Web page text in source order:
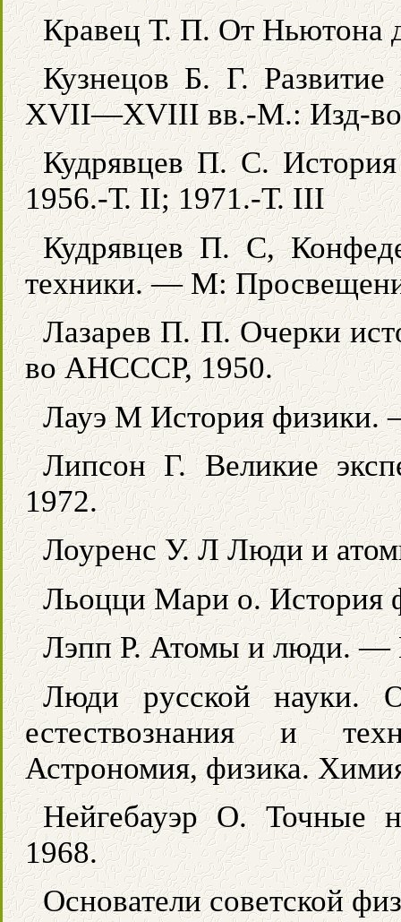
Кравец Т. П. От Ньютона
Кузнецов Б. Г.
XVII—XVIII вв.-М.: Изд-
Кудрявцев П. С.
1956.-Т. II; 1971.-Т. III
Кудрявцев П. С,
техники. — М:
Лазарев П. П. Очерки
во АНСССР, 1950.
Лауэ М История
Липсон Г. Великие
1972.
Лоуренс У. Л Люди и
Льоцци Мари о.
Лэпп Р. Атомы и люди.
Люди русской науки.
естествознания и
Астрономия, физика.
Нейгебауэр О. Точные
1968.
Основатели советской